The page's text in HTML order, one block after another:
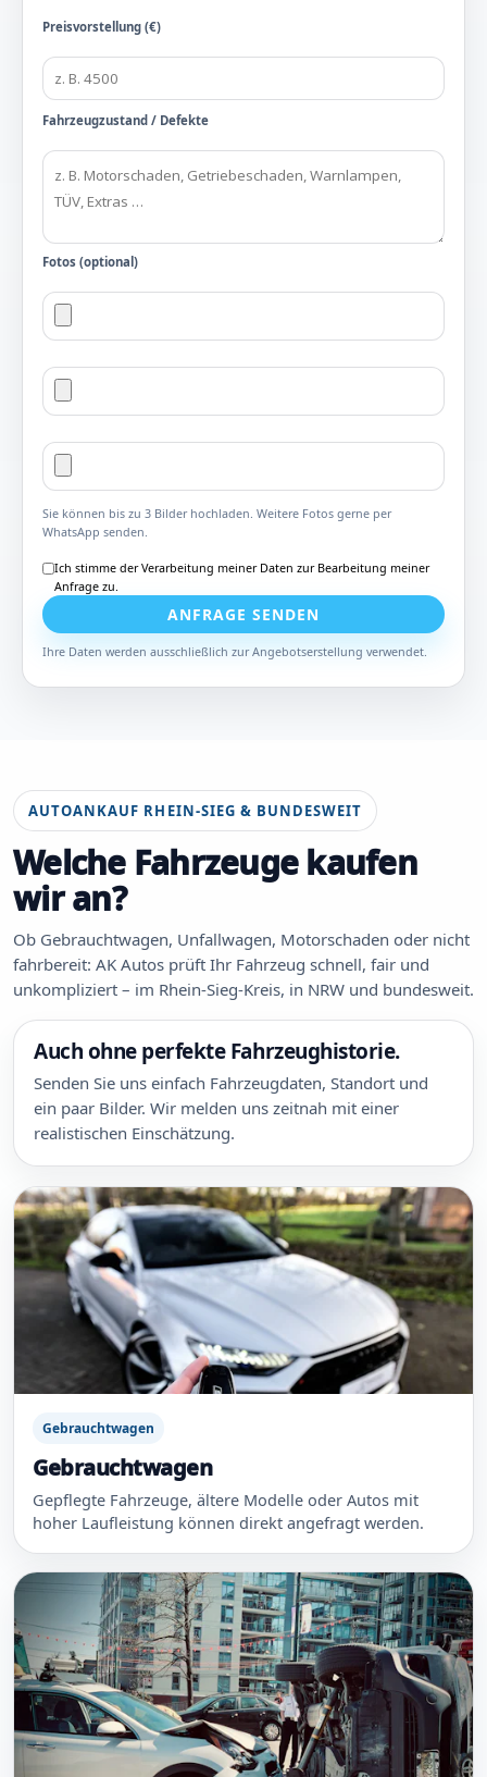
Preisvorstellung (€)
Fahrzeugzustand / Defekte
Fotos (optional)
Sie können bis zu 3 Bilder hochladen. Weitere Fotos gerne per
WhatsApp senden.
Ich stimme der Verarbeitung meiner Daten zur Bearbeitung meiner
Anfrage zu.
ANFRAGE SENDEN
Ihre Daten werden ausschließlich zur Angebotserstellung verwendet.
AUTOANKAUF RHEIN-SIEG & BUNDESWEIT
Welche Fahrzeuge kaufen
wir an?
Ob Gebrauchtwagen, Unfallwagen, Motorschaden oder nicht
fahrbereit: AK Autos prüft Ihr Fahrzeug schnell, fair und
unkompliziert – im Rhein-Sieg-Kreis, in NRW und bundesweit.
Auch ohne perfekte Fahrzeughistorie.
Senden Sie uns einfach Fahrzeugdaten, Standort und
ein paar Bilder. Wir melden uns zeitnah mit einer
realistischen Einschätzung.
Gebrauchtwagen
Gebrauchtwagen
Gepflegte Fahrzeuge, ältere Modelle oder Autos mit
hoher Laufleistung können direkt angefragt werden.